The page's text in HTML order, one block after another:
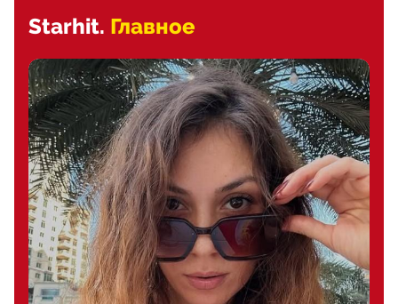
Starhit. Главное